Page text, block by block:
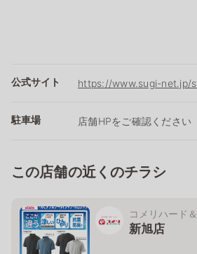
公式サイト https://www.sugi-net.jp/
駐車場 店舗HPをご確認ください
この店舗の近くのチラシ
コメリハード
新旭店